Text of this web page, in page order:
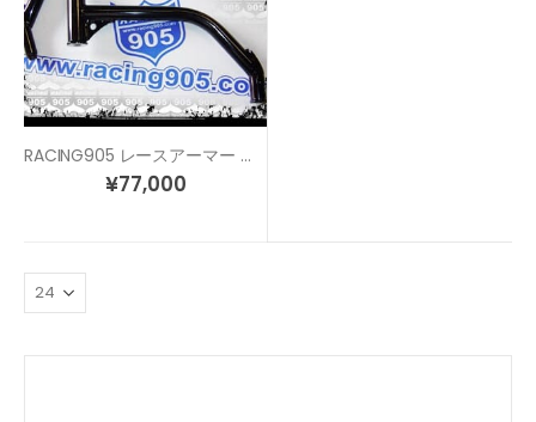
RACING905 レースアーマー エンジンガード
¥77,000